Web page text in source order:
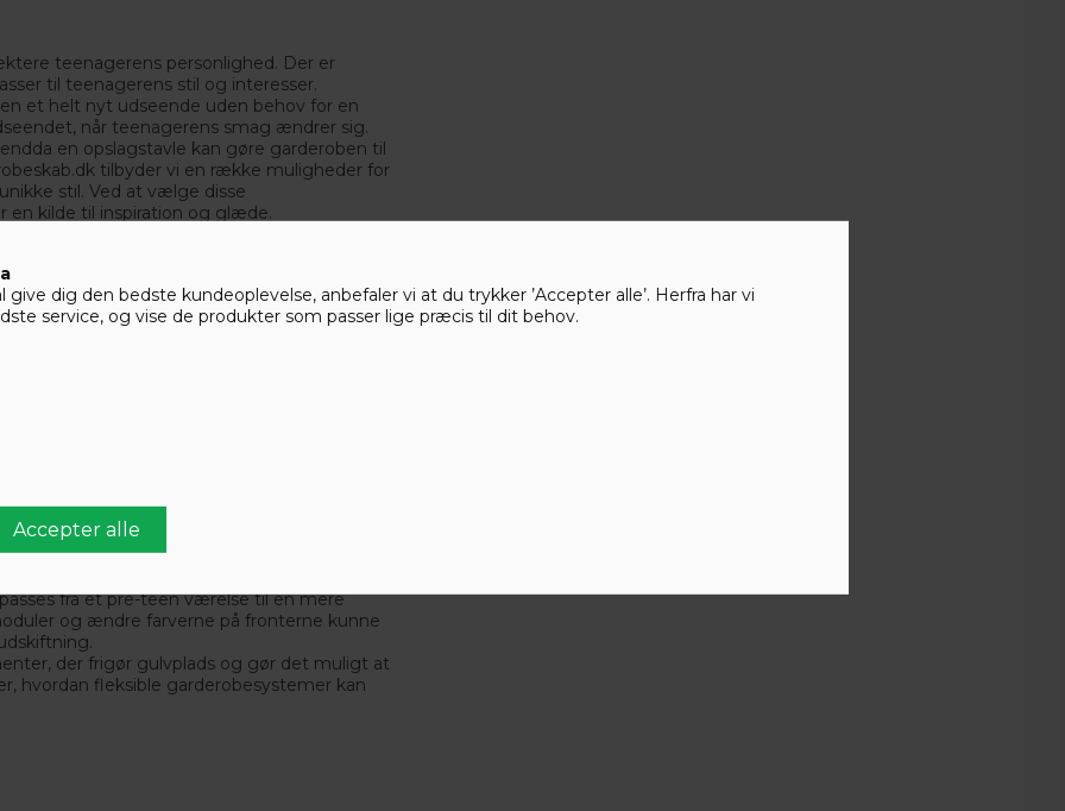
dig den bedste kundeoplevelse, anbefaler vi at du trykker ’Accepter alle’. Herfra har vi
service, og vise de produkter som passer lige præcis til dit behov.
teenagerens personlighed. Der er
til teenagerens stil og interesser.
et helt nyt udseende uden behov for en
når teenagerens smag ændrer sig.
en opslagstavle kan gøre garderoben til
tilbyder vi en række muligheder for
stil. Ved at vælge disse
en kilde til inspiration og glæde.
og personligt. Ved at vælge
tid, kan du skabe et teenageværelse, der
er praktisk, men også at det forbliver et
er det vigtigt at tænke på både holdbarhed
populære valg, da de er robuste og kan
der er fremstillet uden skadelige
et rum, der ikke kun er funktionelt og
kan vokse med teenageren.
fra et pre-teen værelse til en mere
og ændre farverne på fronterne kunne
der frigør gulvplads og gør det muligt at
hvordan fleksible garderobesystemer kan